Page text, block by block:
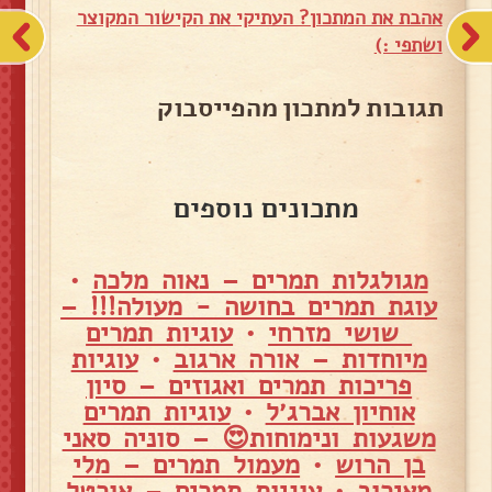
אהבת את המתכון? העתיקי את הקישור המקוצר
ושתפי :)
תגובות למתכון מהפייסבוק
מתכונים נוספים
מגולגלות תמרים – נאוה מלכה •
עוגת תמרים בחושה - מעולה!!! –
שושי מזרחי •עוגיות תמרים
מיוחדות – אורה ארגוב •עוגיות
פריכות תמרים ואגוזים – סיון
אוחיון אברג׳ל •עוגיות תמרים
משגעות ונימוחות😍 – סוניה סאני
בן הרוש • מעמול תמרים – מלי